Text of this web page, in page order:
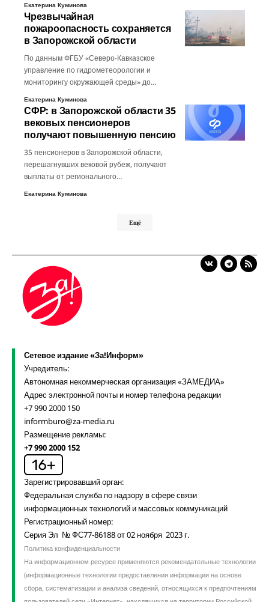
Екатерина Куминова
Чрезвычайная
пожароопасность сохраняется
в Запорожской области
По данным ФГБУ «Северо-Кавказское
управление по гидрометеорологии и
мониторингу окружающей среды» до…
Екатерина Куминова
СФР: в Запорожской области 35
вековых пенсионеров
получают повышенную пенсию
35 пенсионеров в Запорожской области,
перешагнувших вековой рубеж, получают
выплаты от регионального…
Екатерина Куминова
Ещё
Сетевое издание «За!Информ»
Учредитель:
Автономная некоммерческая организация «ЗАМЕДИА»
Адрес электронной почты и номер телефона редакции
+7 990 2000 150
informburo@za-media.ru
Размещение рекламы:
+7 990 2000 152
Зарегистрировавший орган:
Федеральная служба по надзору в сфере связи
информационных технологий и массовых коммуникаций
Регистрационный номер:
Серия Эл № ФС77-86188 от 02 ноября 2023 г.
Политика конфиденциальности
На информационном ресурсе применяются рекомендательные технологии
(информационные технологии предоставления информации на основе
сбора, систематизации и анализа сведений, относящихся к предпочтениям